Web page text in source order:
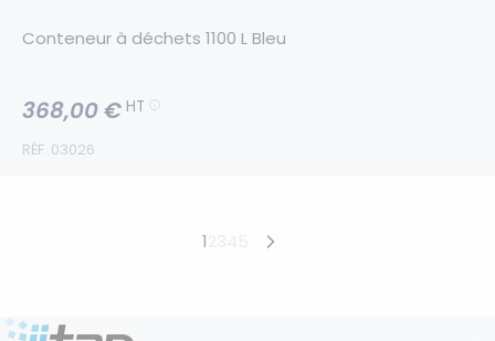
Conteneur à déchets 1100 L Bleu
RÉF. 03026
368,00 € HT
Produits précédents
1 Produits suivants